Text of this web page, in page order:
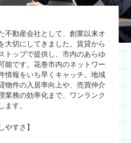
不動産会社として、創業以来オ
大切にしてきました。賃貸から
トップで提供し、市内のあらゆ
能です。花巻市内のネットワー
情報をいち早くキャッチ。地域
物件の入居率向上や、売買仲介
業務の効率化まで、ワンランク
ます。
やすさ】